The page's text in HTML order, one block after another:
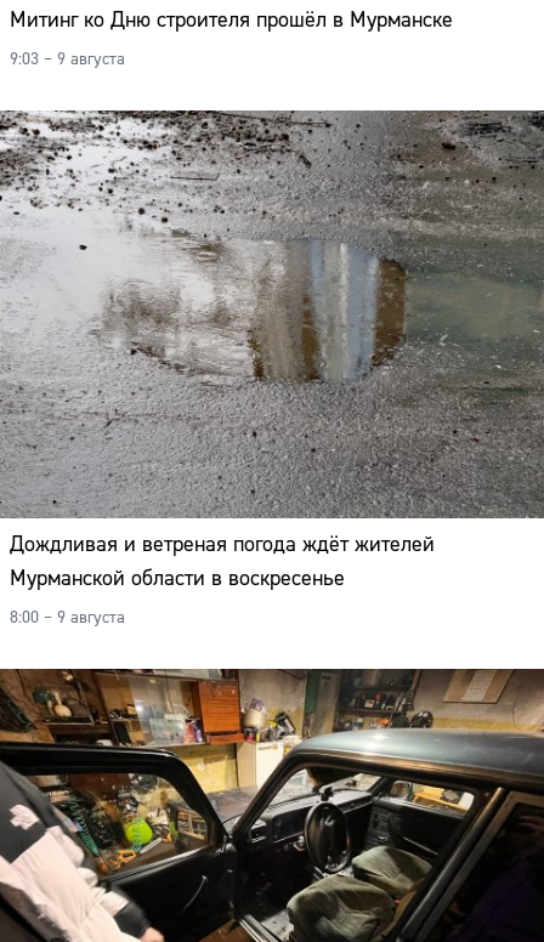
Митинг ко Дню строителя прошёл в Мурманске
9:03 – 9 августа
Дождливая и ветреная погода ждёт жителей
Мурманской области в воскресенье
8:00 – 9 августа